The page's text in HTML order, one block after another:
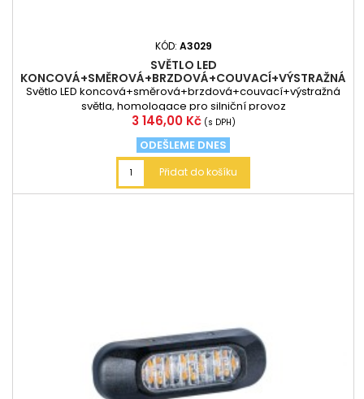
KÓD: A3029
SVĚTLO LED
KONCOVÁ+SMĚROVÁ+BRZDOVÁ+COUVACÍ+VÝSTRAŽNÁ
SVĚTLA 84,5CM
Světlo LED koncová+směrová+brzdová+couvací+výstražná
světla, homologace pro silniční provoz
Cena
3 146,00 Kč (s DPH)
ODEŠLEME DNES
Přidat do košíku